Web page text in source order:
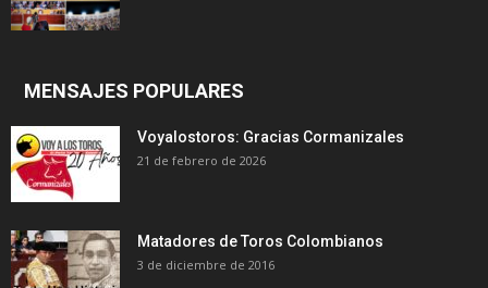
MENSAJES POPULARES
Voyalostoros: Gracias Cormanizales
21 de febrero de 2026
Matadores de Toros Colombianos
3 de diciembre de 2016